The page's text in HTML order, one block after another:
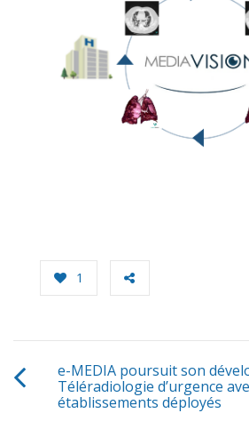
1
e-MEDIA poursuit son
Téléradiologie d’urgence
établissements déployés